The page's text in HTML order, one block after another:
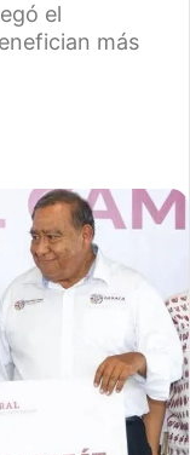
el
más